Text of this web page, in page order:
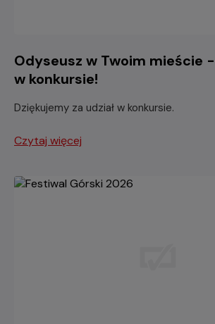
Odyseusz w Twoim mieście
w konkursie!
Dziękujemy za udział w konkursie.
Czytaj więcej